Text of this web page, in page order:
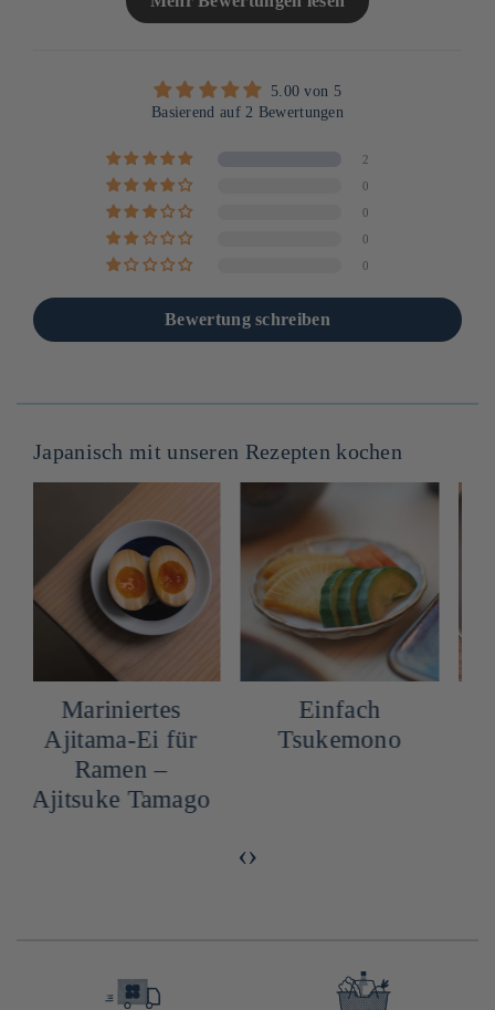
5.00 von 5
Basierend auf 2 Bewertungen
2
0
0
0
0
Bewertung schreiben
Japanisch mit unseren Rezepten kochen
Mariniertes
Ajitama-Ei für
Ramen –
Ajitsuke Tamago
Einfach
Tsukemono
‹›